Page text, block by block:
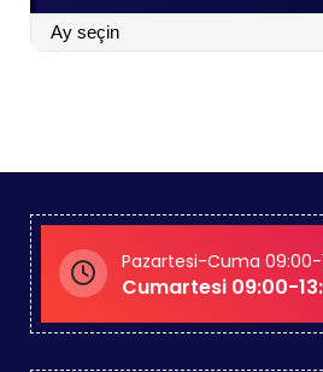
BLOGLAR
Pazartesi-Cuma 09:00-
Cumartesi 09:00-